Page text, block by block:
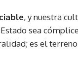
, y nuestra
sea
es el